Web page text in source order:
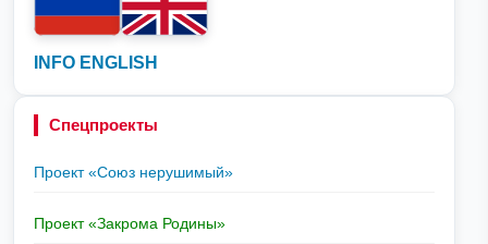
INFO ENGLISH
Спецпроекты
Проект «Союз нерушимый»
Проект «Закрома Родины»